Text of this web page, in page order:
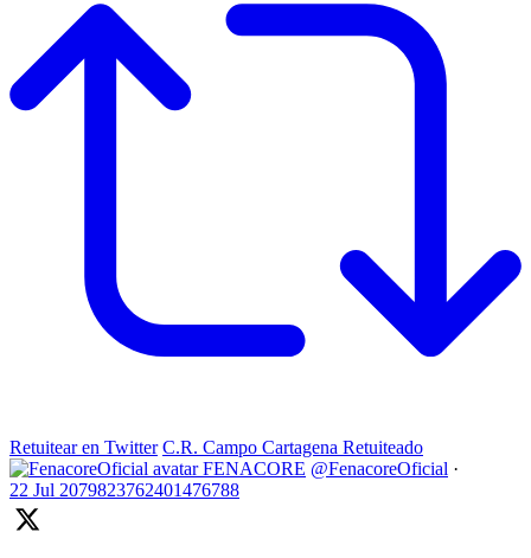
Retuitear en Twitter C.R. Campo Cartagena Retuiteado
FENACORE @FenacoreOficial ·
22 Jul 2079823762401476788